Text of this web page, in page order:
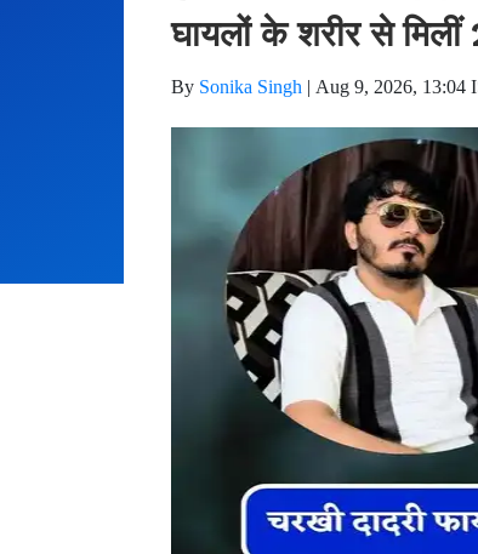
घायलों के शरीर से मिलीं
By Sonika Singh | Aug 9, 2026, 13:04